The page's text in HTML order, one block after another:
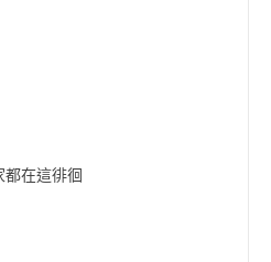
在這徘徊